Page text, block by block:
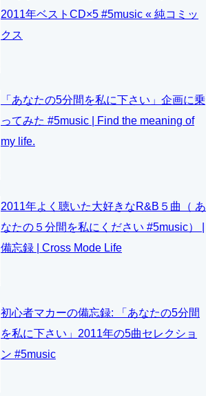
2011年ベストCD×5 #5music « 純コミッ
クス
「あなたの5分間を私に下さい」企画に乗
ってみた #5music | Find the meaning of
my life.
2011年よく聴いた大好きなR&B５曲（ あ
なたの５分間を私にください #5music） |
備忘録 | Cross Mode Life
初心者マカーの備忘録: 「あなたの5分間
を私に下さい」2011年の5曲セレクショ
ン #5music